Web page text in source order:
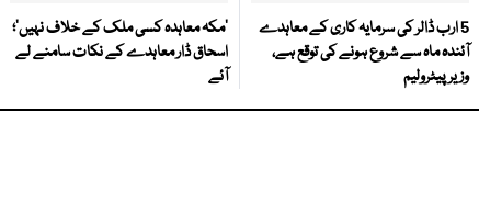
5 ارب ڈالر کی سرمایہ کاری کے معاہدے
آئندہ ماہ سے شروع ہونے کی توقع ہے،
وزیر پیٹرولیم
‘مکہ معاہدہ کسی ملک کے خلاف نہیں’؛
اسحاق ڈار معاہدے کے نکات سامنے لے
آئے